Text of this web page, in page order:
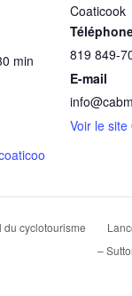
min
Coaticook
819 849-
E-mail
Voir le
du cyclotourisme
–